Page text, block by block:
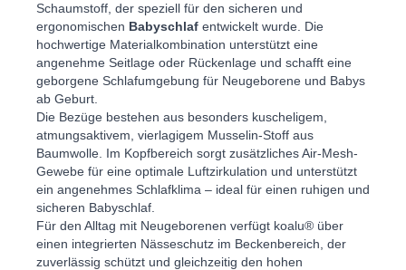
Schaumstoff, der speziell für den sicheren und
ergonomischen Babyschlaf entwickelt wurde. Die
hochwertige Materialkombination unterstützt eine
angenehme Seitlage oder Rückenlage und schafft eine
geborgene Schlafumgebung für Neugeborene und Babys
ab Geburt.
Die Bezüge bestehen aus besonders kuscheligem,
atmungsaktivem, vierlagigem Musselin-Stoff aus
Baumwolle. Im Kopfbereich sorgt zusätzliches Air-Mesh-
Gewebe für eine optimale Luftzirkulation und unterstützt
ein angenehmes Schlafklima – ideal für einen ruhigen und
sicheren Babyschlaf
Für den Alltag mit Neugeborenen verfügt koalu® über
einen integrierten Nässeschutz im Beckenbereich, der
zuverlässig schützt und gleichzeitig den hohen